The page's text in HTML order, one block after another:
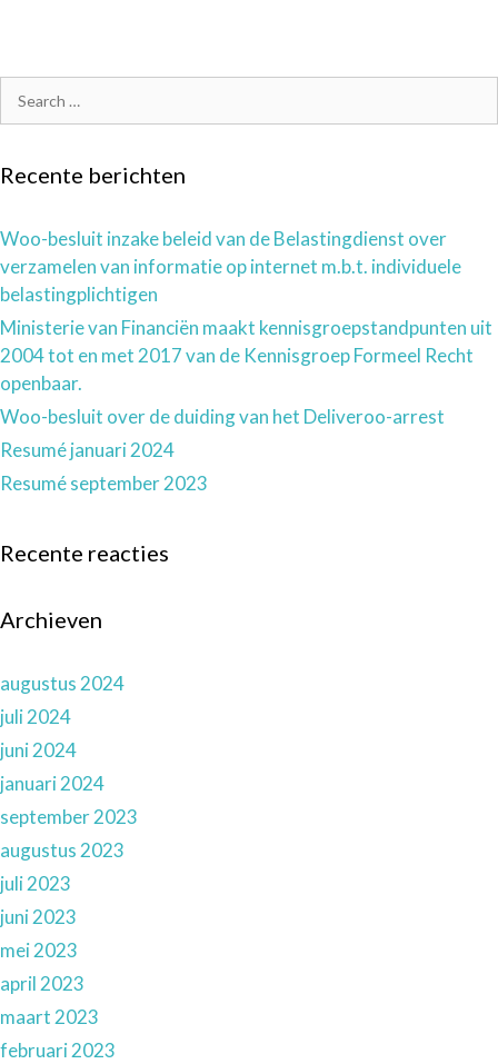
Recente berichten
Woo-besluit inzake beleid van de Belastingdienst over
verzamelen van informatie op internet m.b.t. individuele
belastingplichtigen
Ministerie van Financiën maakt kennisgroepstandpunten uit
2004 tot en met 2017 van de Kennisgroep Formeel Recht
openbaar.
Woo-besluit over de duiding van het Deliveroo-arrest
Resumé januari 2024
Resumé september 2023
Recente reacties
Archieven
augustus 2024
juli 2024
juni 2024
januari 2024
september 2023
augustus 2023
juli 2023
juni 2023
mei 2023
april 2023
maart 2023
februari 2023